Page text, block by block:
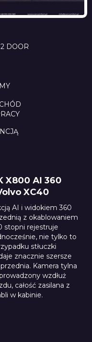
DOOR
X800 AI 360
XC40
AI i widokiem 360
z okablowaniem
stopni rejestruje
nie tylko to
stłuczki
znacznie szersze
Kamera tylna
wzdłuż
całość zasilana z
w kabinie.